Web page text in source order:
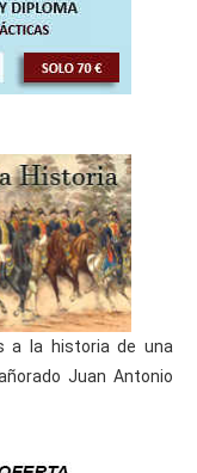
a la historia de una
Juan Antonio